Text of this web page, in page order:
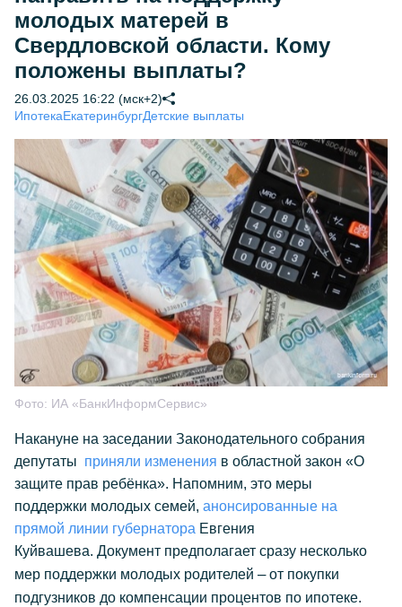
молодых матерей в
Свердловской области. Кому
положены выплаты?
26.03.2025 16:22 (мск+2)
ИпотекаЕкатеринбургДетские выплаты
Фото: ИА «БанкИнформСервис»
Накануне на заседании Законодательного собрания
депутаты приняли изменения в областной закон «О
защите прав ребёнка». Напомним, это меры
поддержки молодых семей, анонсированные на
прямой линии губернатора Евгения
Куйвашева. Документ предполагает сразу несколько
мер поддержки молодых родителей –от покупки
подгузников до компенсации процентов по ипотеке.